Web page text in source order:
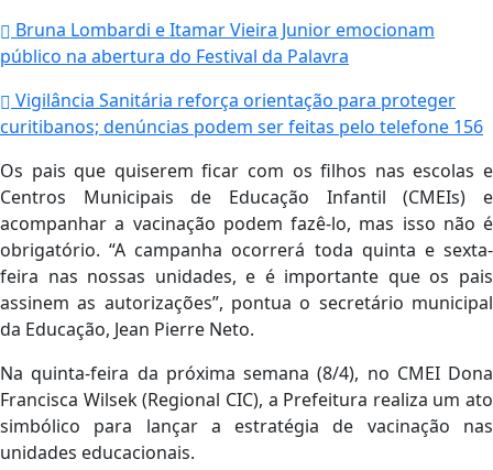
Bruna Lombardi e Itamar Vieira Junior emocionam
público na abertura do Festival da Palavra
Vigilância Sanitária reforça orientação para proteger
curitibanos; denúncias podem ser feitas pelo telefone 156
Os pais que quiserem ficar com os filhos nas escolas e
Centros Municipais de Educação Infantil (CMEIs) e
acompanhar a vacinação podem fazê-lo, mas isso não é
obrigatório. “A campanha ocorrerá toda quinta e sexta-
feira nas nossas unidades, e é importante que os pais
assinem as autorizações”, pontua o secretário municipal
da Educação, Jean Pierre Neto.
Na quinta-feira da próxima semana (8/4), no CMEI Dona
Francisca Wilsek (Regional CIC), a Prefeitura realiza um ato
simbólico para lançar a estratégia de vacinação nas
unidades educacionais.